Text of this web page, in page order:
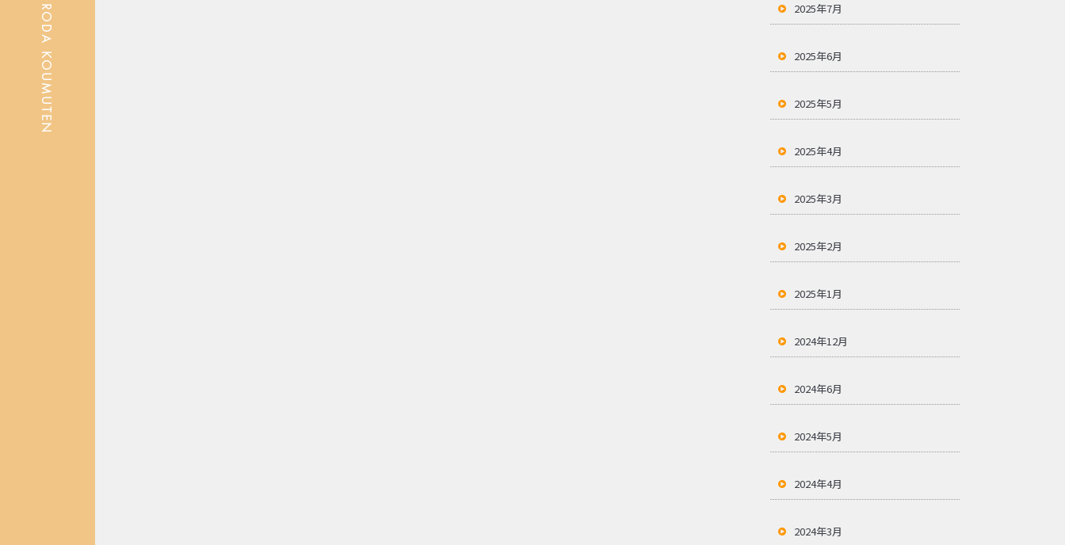
2025年7月
2025年6月
2025年5月
2025年4月
2025年3月
2025年2月
2025年1月
2024年12月
2024年6月
2024年5月
2024年4月
2024年3月